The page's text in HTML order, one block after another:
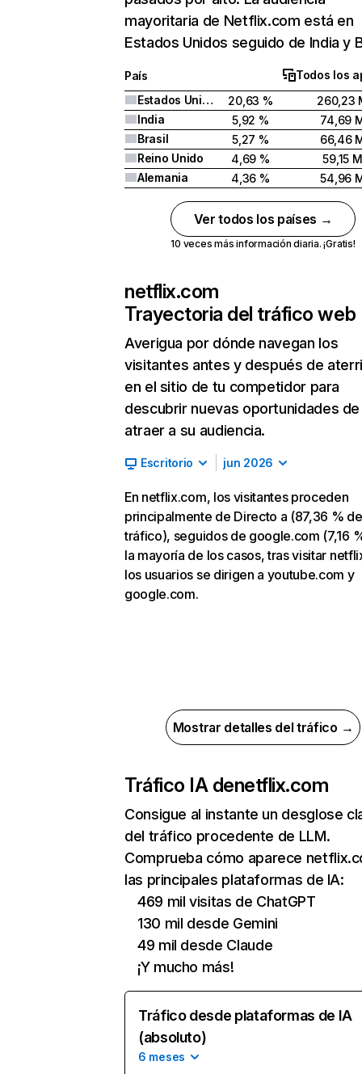
mayoritaria de Netflix.com está en
Estados Unidos seguido de India y
País
Todos los
Estados Unidos
20,63 %
260,23
India
5,92 %
74,69
Brasil
5,27 %
66,46
Reino Unido
4,69 %
59,15 M
Alemania
4,36 % 54,96
Ver todos los países →
10 veces más información diaria. ¡Gratis!
netflix.com
Trayectoria del tráfico web
Averigua por dónde navegan los
visitantes antes y después de
en el sitio de tu competidor para
descubrir nuevas oportunidades de
atraer a su audiencia.
Escritorio jun 2026
En netflix.com, los visitantes proceden
principalmente de Directo a (87,36 % de
tráfico), seguidos de google.com (7,16
la mayoría de los casos, tras visitar
los usuarios se dirigen a youtube.com y
google.com.
Mostrar detalles del tráfico →
Tráfico IA denetflix.com
Consigue al instante un desglose
del tráfico procedente de LLM.
Comprueba cómo aparece
las principales plataformas de IA:
469 mil visitas de ChatGPT
130 mil desde Gemini
49 mil desde Claude
¡Y mucho más!
Tráfico desde plataformas de IA
(absoluto)
6 meses